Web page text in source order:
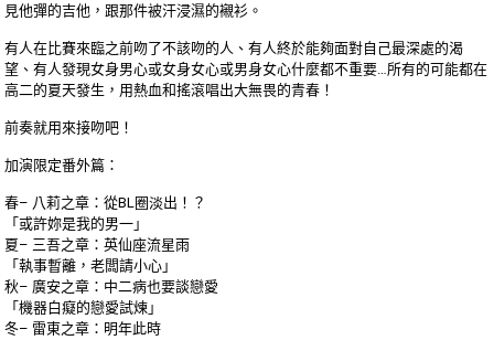
見他彈的吉他，跟那件被汗浸濕的襯衫。
有人在比賽來臨之前吻了不該吻的人、有人終於能夠面對自 己最深處的渴
望、有人發現女身男心或女身女心或男身女心什麼都不重要…所有的可能都在
高二的夏天發生，用熱血和搖滾唱出大無畏的青春！
前奏就用來接吻吧！
加演限定番外篇：
春– 八莉之章：從BL圈淡出！？
「或許妳是我的男一」
夏– 三吾之章：英仙座流星雨
「執事暫離，老闆請小心」
秋– 廣安之章：中二病也要談戀愛
「機器白癡的戀愛試煉」
冬– 雷東之章：明年此時